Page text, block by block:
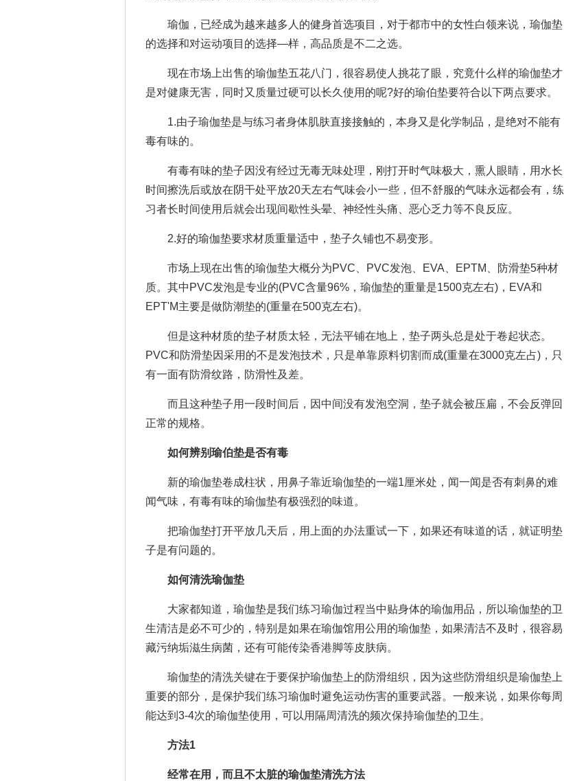
瑜伽，已经成为越来越多人的健身首选项目，对于都市中的女性白领来说，瑜伽垫
的选择和对运动项目的选择—样，高品质是不二之选。
现在市场上出售的瑜伽垫五花八门，很容易使人挑花了眼，究竟什么样的瑜伽垫才
是对健康无害，同时又质量过硬可以长久使用的呢?好的瑜伯垫要符合以下两点要求。
1.由子瑜伽垫是与练习者身体肌肤直接接触的，本身又是化学制品，是绝对不能有
毒有味的。
有毒有味的垫子因没有经过无毒无味处理，刚打开时气味极大，熏人眼睛，用水长
时间擦洗后或放在阴干处平放20天左右气味会小一些，但不舒服的气味永远都会有，练
习者长时间使用后就会出现间歇性头晕、神经性头痛、恶心乏力等不良反应。
2.好的瑜伽垫要求材质重量适中，垫子久铺也不易变形。
市场上现在出售的瑜伽垫大概分为PVC、PVC发泡、EVA、EPTM、防滑垫5种材
质。其中PVC发泡是专业的(PVC含量96%，瑜伽垫的重量是1500克左右)，EVA和
EPT'M主要是做防潮垫的(重量在500克左右)。
但是这种材质的垫子材质太轻，无法平铺在地上，垫子两头总是处于卷起状态。
PVC和防滑垫因采用的不是发泡技术，只是单靠原料切割而成(重量在3000克左占)，只
有一面有防滑纹路，防滑性及差。
而且这种垫子用一段时间后，因中间没有发泡空洞，垫子就会被压扁，不会反弹回
正常的规格。
如何辨别瑜伯垫是否有毒
新的瑜伽垫卷成柱状，用鼻子靠近瑜伽垫的一端1厘米处，闻一闻是否有刺鼻的难
闻气味，有毒有味的瑜伽垫有极强烈的味道。
把瑜伽垫打开平放几天后，用上面的办法重试一下，如果还有味道的话，就证明垫
子是有问题的。
如何清洗瑜伽垫
大家都知道，瑜伽垫是我们练习瑜伽过程当中贴身体的瑜伽用品，所以瑜伽垫的卫
生清洁是必不可少的，特别是如果在瑜伽馆用公用的瑜伽垫，如果清洁不及时，很容易
藏污纳垢滋生病菌，还有可能传染香港脚等皮肤病。
瑜伽垫的清洗关键在于要保护瑜伽垫上的防滑组织，因为这些防滑组织是瑜伽垫上
重要的部分，是保护我们练习瑜伽时避免运动伤害的重要武器。一般来说，如果你每周
能达到3-4次的瑜伽垫使用，可以用隔周清洗的频次保持瑜伽垫的卫生。
方法1
经常在用，而且不太脏的瑜伽垫清洗方法